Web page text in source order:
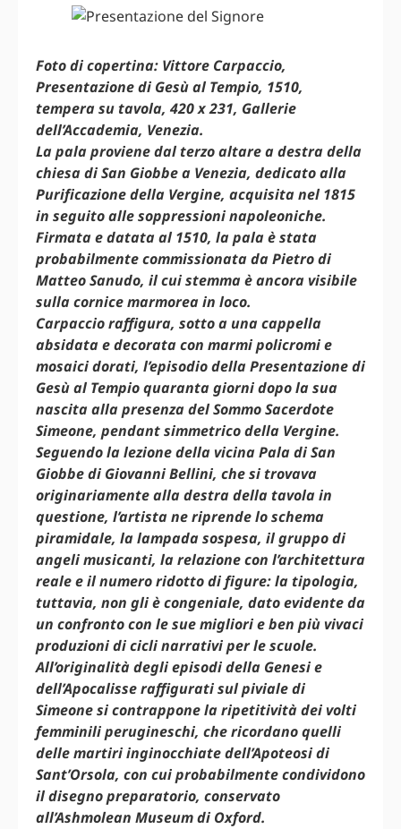
Foto di copertina: Vittore Carpaccio,
Presentazione di Gesù al Tempio, 1510,
tempera su tavola, 420 x 231, Gallerie
dell’Accademia, Venezia.
La pala proviene dal terzo altare a destra della
chiesa di San Giobbe a Venezia, dedicato alla
Purificazione della Vergine, acquisita nel 1815
in seguito alle soppressioni napoleoniche.
Firmata e datata al 1510, la pala è stata
probabilmente commissionata da Pietro di
Matteo Sanudo, il cui stemma è ancora visibile
sulla cornice marmorea in loco.
Carpaccio raffigura, sotto a una cappella
absidata e decorata con marmi policromi e
mosaici dorati, l’episodio della Presentazione di
Gesù al Tempio quaranta giorni dopo la sua
nascita alla presenza del Sommo Sacerdote
Simeone, pendant simmetrico della Vergine.
Seguendo la lezione della vicina Pala di San
Giobbe di Giovanni Bellini, che si trovava
originariamente alla destra della tavola in
questione, l’artista ne riprende lo schema
piramidale, la lampada sospesa, il gruppo di
angeli musicanti, la relazione con l’architettura
reale e il numero ridotto di figure: la tipologia,
tuttavia, non gli è congeniale, dato evidente da
un confronto con le sue migliori e ben più vivaci
produzioni di cicli narrativi per le scuole.
All’originalità degli episodi della Genesi e
dell’Apocalisse raffigurati sul piviale di
Simeone si contrappone la ripetitività dei volti
femminili perugineschi, che ricordano quelli
delle martiri inginocchiate dell’Apoteosi di
Sant’Orsola, con cui probabilmente condividono
il disegno preparatorio, conservato
all’Ashmolean Museum di Oxford.